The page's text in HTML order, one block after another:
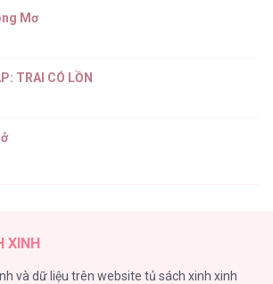
Mơ
TRAI CÓ LỒN
XINH
và dữ liệu trên website tủ sách xinh xinh